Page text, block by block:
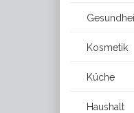
Kosmetik
Küche
Haushalt